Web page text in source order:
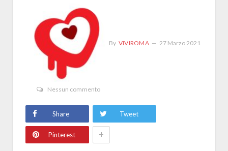
By VIVIROMA 27 Marzo 2021
Nessun commento
Share Tweet
Pinterest +